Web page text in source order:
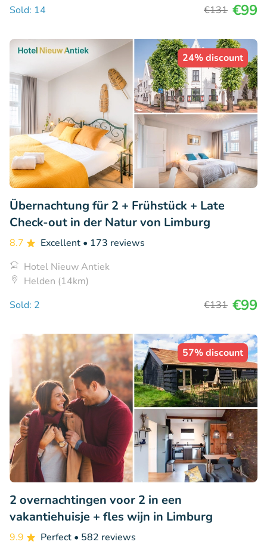
Sold: 14
€131 €99
24% discount
Übernachtung für 2 + Frühstück + Late
Check-out in der Natur von Limburg
8.7 Excellent • 173 reviews
Hotel Nieuw Antiek
Helden (14km)
Sold: 2
€131 €99
57% discount
2 overnachtingen voor 2 in een
vakantiehuisje + fles wijn in Limburg
9.9 Perfect • 582 reviews